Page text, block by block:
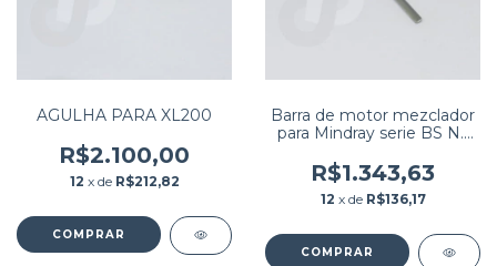
AGULHA PARA XL200
R$2.100,00
12 x de R$212,82
Barra de motor mezclador
para Mindray serie BS N.º
BA30-20-06774
R$1.343,63
12 x de R$136,17